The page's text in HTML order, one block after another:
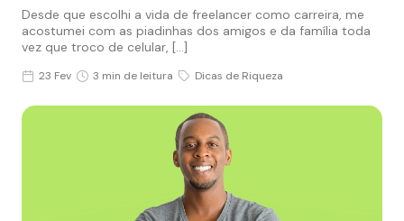
Desde que escolhi a vida de freelancer como carreira, me
acostumei com as piadinhas dos amigos e da família toda
vez que troco de celular, […]
23 Fev 3 min de leitura Dicas de Riqueza